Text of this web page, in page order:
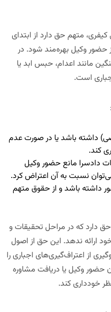
دادرسی کیفری، متهم حق دارد از ابتدای
حضور وکیل بهره‌مند شود. در
مانند اعدام، حبس ابد یا
است.
داشته باشد یا در صورت عدم
کند.
دادسرا مانع حضور وکیل
نسبت به آن اعتراض کرد.
داشته باشد و از حقوق متهم
دارد که در مراحل تحقیقات و
ارائه ندهد. این حق از اصول
از اعتراف‌گیری‌های اجباری را
حضور وکیل یا دریافت مشاوره
خودداری کند.